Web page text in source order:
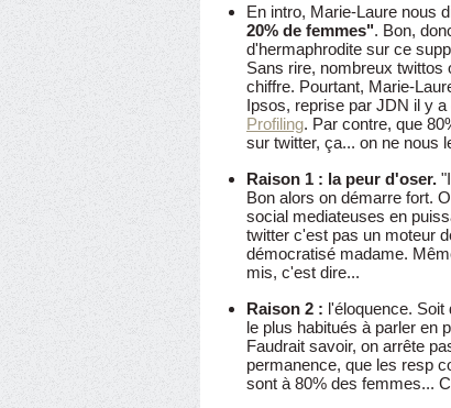
En intro, Marie-Laure nous
20% de femmes". Bon,
d'hermaphrodite sur ce
Sans rire, nombreux twittos
chiffre. Pourtant, Marie-
Ipsos, reprise par JDN il y
Profiling. Par contre, que
sur twitter, ça... on ne nous
Raison 1 : la peur d'oser.
Bon alors on démarre fort.
social mediateuses en
twitter c'est pas un moteur
démocratisé madame.
mis, c'est dire...
Raison 2 : l'éloquence.
le plus habitués à parler en
Faudrait savoir, on arrête
permanence, que les resp
sont à 80% des femmes...